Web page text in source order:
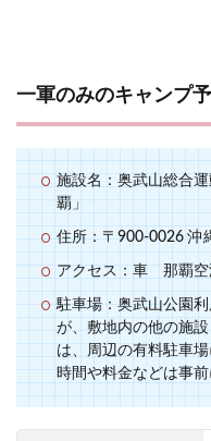
一軍のみのキャンプ
施設名：奥武山総合
覇」
住所：〒900-0026 沖
アクセス：車 那覇空
駐車場：奥武山公園
が、敷地内の他の施
は、周辺の有料駐車
時間や料金などは事